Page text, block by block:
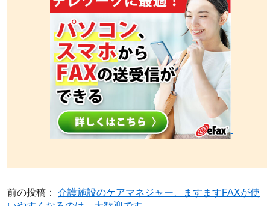
前の投稿： 介護施設のケアマネジャー、ますますFAXが使